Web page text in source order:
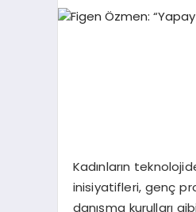
Kadınların
inisiyatifleri, genç
danışma kurulları